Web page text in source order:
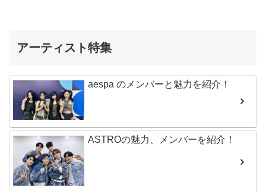
アーティスト特集
aespa のメンバーと魅力を紹介！
ASTROの魅力、メンバーを紹介！